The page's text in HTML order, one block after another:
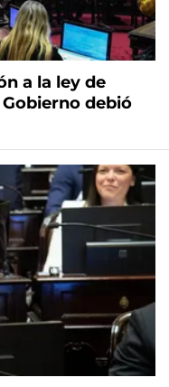
a la ley de
debió